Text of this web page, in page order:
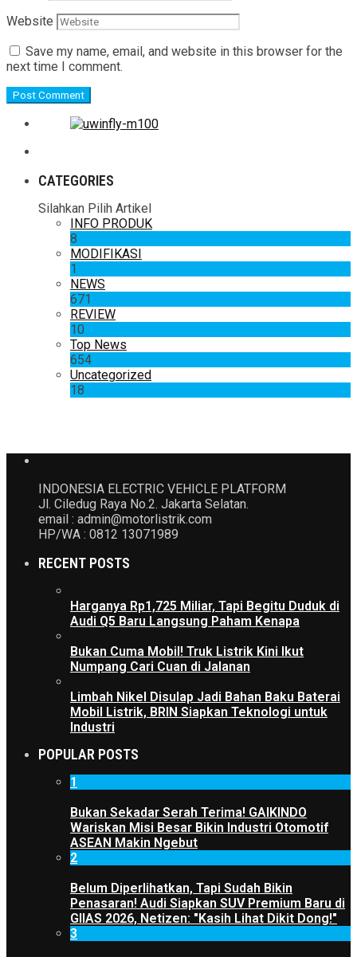
Website
Save my name, email, and website in this browser for the
next time I comment.
CATEGORIES
Silahkan Pilih Artikel
INFO PRODUK
8
MODIFIKASI
1
NEWS
671
REVIEW
10
Top News
654
Uncategorized
18
INDONESIA ELECTRIC VEHICLE PLATFORM
Jl. Ciledug Raya No.2. Jakarta Selatan.
email : admin@motorlistrik.com
HP/WA : 0812 13071989
RECENT POSTS
Harganya Rp1,725 Miliar, Tapi Begitu Duduk di
Audi Q5 Baru Langsung Paham Kenapa
Bukan Cuma Mobil! Truk Listrik Kini Ikut
Numpang Cari Cuan di Jalanan
Limbah Nikel Disulap Jadi Bahan Baku Baterai
Mobil Listrik, BRIN Siapkan Teknologi untuk
Industri
POPULAR POSTS
1
Bukan Sekadar Serah Terima! GAIKINDO
Wariskan Misi Besar Bikin Industri Otomotif
ASEAN Makin Ngebut
2
Belum Diperlihatkan, Tapi Sudah Bikin
Penasaran! Audi Siapkan SUV Premium Baru di
GIIAS 2026, Netizen: "Kasih Lihat Dikit Dong!"
3